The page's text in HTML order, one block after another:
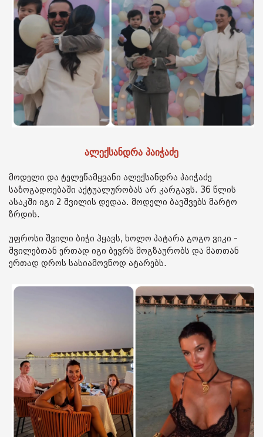
ალექსანდრა პაიჭაძე
მოდელი და ტელეწამყვანი ალექსანდრა პაიჭაძე
საზოგადოებაში აქტუალურობას არ კარგავს. 36 წლის
ასაკში იგი 2 შვილის დედაა. მოდელი ბავშვებს მარტო
ზრდის.
უფროსი შვილი ბიჭი ჰყავს, ხოლო პატარა გოგო ვიკი -
შვილებთან ერთად იგი ბევრს მოგზაურობს და მათთან
ერთად დროს სასიამოვნოდ ატარებს.